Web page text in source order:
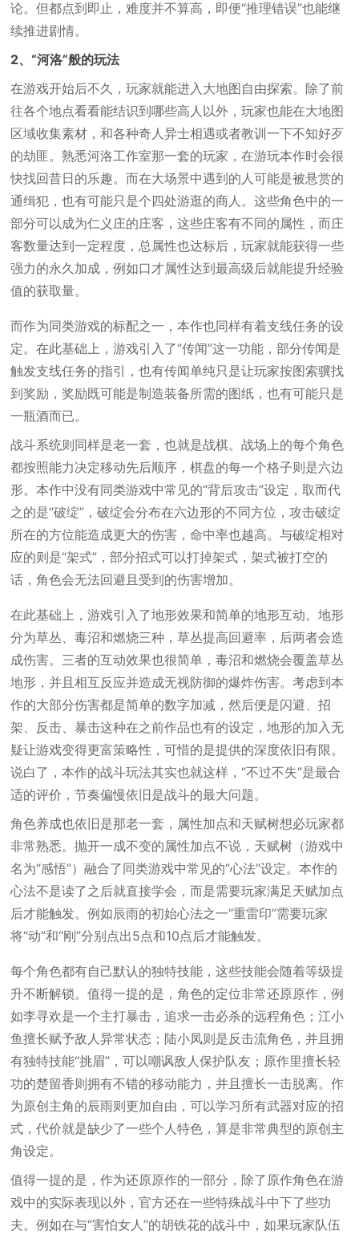
论。但都点到即止，难度并不算高，即便“推理错误”也能继
续推进剧情。
2、“河洛”般的玩法
在游戏开始后不久，玩家就能进入大地图自由探索。除了前
往各个地点看看能结识到哪些高人以外，玩家也能在大地图
区域收集素材，和各种奇人异士相遇或者教训一下不知好歹
的劫匪。熟悉河洛工作室那一套的玩家，在游玩本作时会很
快找回昔日的乐趣。而在大场景中遇到的人可能是被悬赏的
通缉犯，也有可能只是个四处游逛的商人。这些角色中的一
部分可以成为仁义庄的庄客，这些庄客有不同的属性，而庄
客数量达到一定程度，总属性也达标后，玩家就能获得一些
强力的永久加成，例如口才属性达到最高级后就能提升经验
值的获取量。
而作为同类游戏的标配之一，本作也同样有着支线任务的设
定。在此基础上，游戏引入了“传闻”这一功能，部分传闻是
触发支线任务的指引，也有传闻单纯只是让玩家按图索骥找
到奖励，奖励既可能是制造装备所需的图纸，也有可能只是
一瓶酒而已。
战斗系统则同样是老一套，也就是战棋。战场上的每个角色
都按照能力决定移动先后顺序，棋盘的每一个格子则是六边
形。本作中没有同类游戏中常见的“背后攻击”设定，取而代
之的是“破绽”，破绽会分布在六边形的不同方位，攻击破绽
所在的方位能造成更大的伤害，命中率也越高。与破绽相对
应的则是“架式”，部分招式可以打掉架式，架式被打空的
话，角色会无法回避且受到的伤害增加。
在此基础上，游戏引入了地形效果和简单的地形互动。地形
分为草丛、毒沼和燃烧三种，草丛提高回避率，后两者会造
成伤害。三者的互动效果也很简单，毒沼和燃烧会覆盖草丛
地形，并且相互反应并造成无视防御的爆炸伤害。考虑到本
作的大部分伤害都是简单的数字加减，然后便是闪避、招
架、反击、暴击这种在之前作品也有的设定，地形的加入无
疑让游戏变得更富策略性，可惜的是提供的深度依旧有限。
说白了，本作的战斗玩法其实也就这样，“不过不失”是最合
适的评价，节奏偏慢依旧是战斗的最大问题。
角色养成也依旧是那老一套，属性加点和天赋树想必玩家都
非常熟悉。抛开一成不变的属性加点不说，天赋树（游戏中
名为“感悟”）融合了同类游戏中常见的“心法”设定。本作的
心法不是读了之后就直接学会，而是需要玩家满足天赋加点
后才能触发。例如辰雨的初始心法之一“重雷印”需要玩家
将“动”和“刚”分别点出5点和10点后才能触发。
每个角色都有自己默认的独特技能，这些技能会随着等级提
升不断解锁。值得一提的是，角色的定位非常还原原作，例
如李寻欢是一个主打暴击，追求一击必杀的远程角色；江小
鱼擅长赋予敌人异常状态；陆小凤则是反击流角色，并且拥
有独特技能“挑眉”，可以嘲讽敌人保护队友；原作里擅长轻
功的楚留香则拥有不错的移动能力，并且擅长一击脱离。作
为原创主角的辰雨则更加自由，可以学习所有武器对应的招
式，代价就是缺少了一些个人特色，算是非常典型的原创主
角设定。
值得一提的是，作为还原原作的一部分，除了原作角色在游
戏中的实际表现以外，官方还在一些特殊战斗中下了些功
夫。例如在与“害怕女人”的胡铁花的战斗中，如果玩家队伍